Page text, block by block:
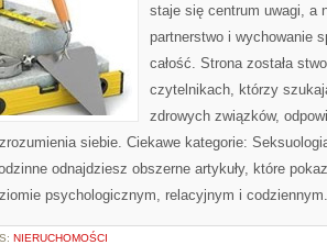
staje się centrum uwagi, a
partnerstwo i wychowanie
całość. Strona została
czytelnikach, którzy
zdrowych związków,
siebie. Ciekawe kategorie:
odnajdziesz obszerne artykuły, które
psychologicznym, relacyjnym i
NIERUCHOMOŚCI